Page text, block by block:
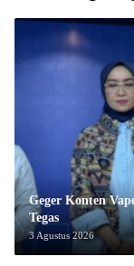
Geger Konten
Tegas
3 Agustus 2026